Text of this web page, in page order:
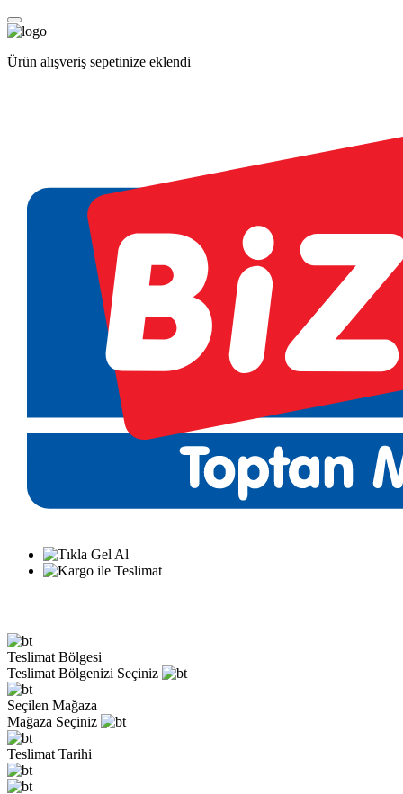
Ürün alışveriş sepetinize eklendi
Teslimat Bölgesi
Teslimat Bölgenizi Seçiniz
Seçilen Mağaza
Mağaza Seçiniz
Teslimat Tarihi